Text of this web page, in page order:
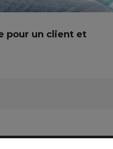
pour un client et